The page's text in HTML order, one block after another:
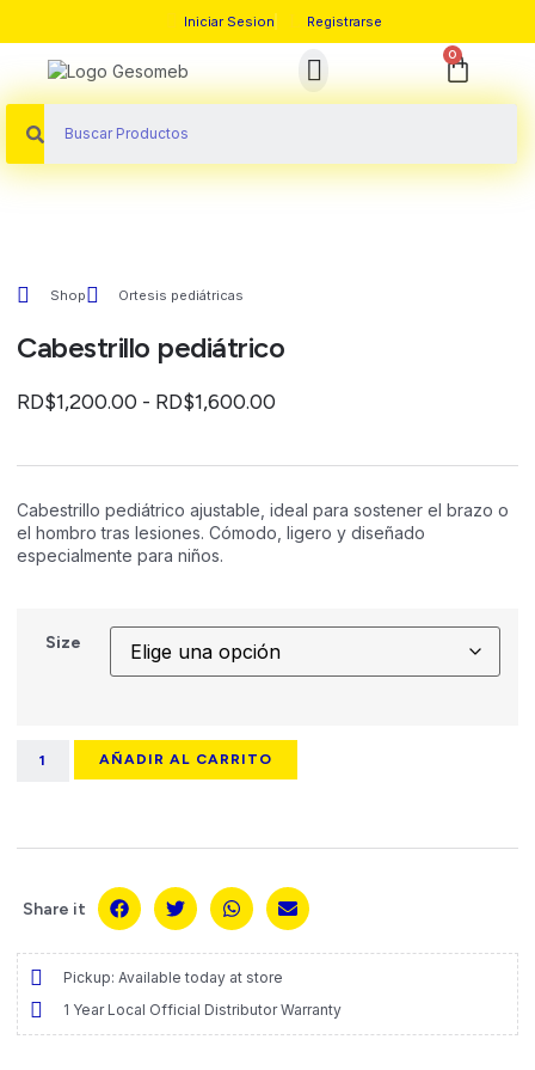
Iniciar Sesion Registrarse
0
Shop Ortesis pediátricas
Cabestrillo pediátrico
RD$1,200.00 - RD$1,600.00
Cabestrillo pediátrico ajustable, ideal para sostener el brazo o
el hombro tras lesiones. Cómodo, ligero y diseñado
especialmente para niños.
Size
AÑADIR AL CARRITO
Share it
Pickup: Available today at store
1 Year Local Official Distributor Warranty